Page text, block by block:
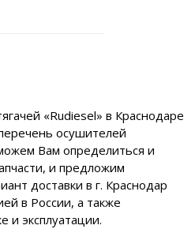
«Rudiesel» в Краснодаре
осушителей
Вам определиться и
и предложим
доставки в г. Краснодар
в России, а также
и эксплуатации.